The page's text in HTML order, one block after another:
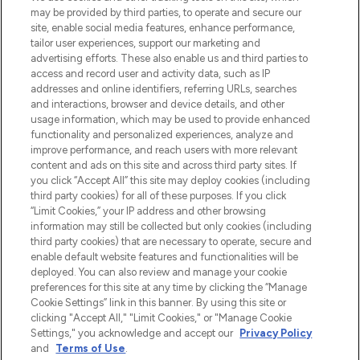
beautybestemming van Europa, met de
beste huidverzorging, haarproducten en
make-up van meer dan 200 topmerken.
Shop online of via de app, met gratis
verzending vanaf €40.
Cookie-toestemming
Do Not Sell or Share My Personal
Information
HELP & INFORMATIE
BEDRIJFSINFORMATIE
OVER LOOKFANTASTIC
may be provided by third parties, to operate and secure our
site, enable social media features, enhance performance,
tailor user experiences, support our marketing and
advertising efforts. These also enable us and third parties to
access and record user and activity data, such as IP
addresses and online identifiers, referring URLs, searches
and interactions, browser and device details, and other
usage information, which may be used to provide enhanced
functionality and personalized experiences, analyze and
improve performance, and reach users with more relevant
content and ads on this site and across third party sites. If
you click “Accept All” this site may deploy cookies (including
third party cookies) for all of these purposes. If you click
“Limit Cookies,” your IP address and other browsing
information may still be collected but only cookies (including
third party cookies) that are necessary to operate, secure and
enable default website features and functionalities will be
deployed. You can also review and manage your cookie
preferences for this site at any time by clicking the “Manage
Cookie Settings” link in this banner. By using this site or
clicking "Accept All," "Limit Cookies," or "Manage Cookie
Settings," you acknowledge and accept our Privacy Policy
and
Terms of Use.